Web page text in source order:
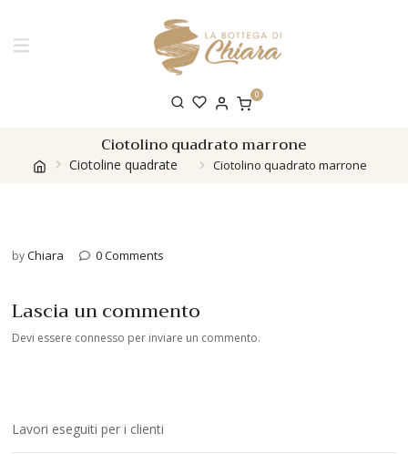
0
Ciotolino quadrato marrone
Ciotoline quadrate Ciotolino quadrato marrone
byChiara 0 Comments
Lascia un commento
Devi essere connesso per inviare un commento.
Lavori eseguiti per i clienti